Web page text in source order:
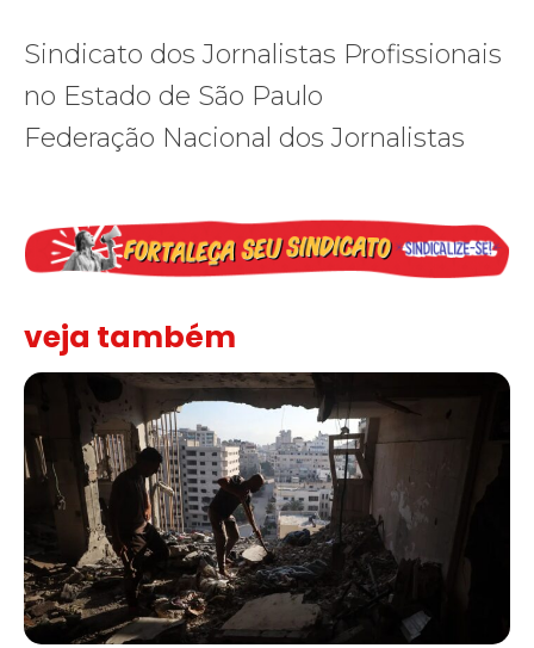
Sindicato dos Jornalistas Profissionais
no Estado de São Paulo
Federação Nacional dos Jornalistas
veja também
“Funeral para toda Gaza” — enquanto o Conselho da Paz